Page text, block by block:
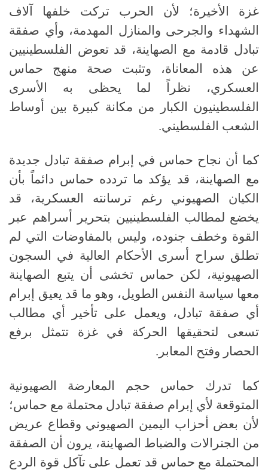
غزة الأخيرة؛ لأن الحرب تركت خلفها آلاف
الشهداء والجرحى والمنازل المهدمة، وأي صفقة
تبادل قادمة مع الصهاينة، قد تعوض الفلسطينيين
عن هذه المعاناة، وتثبت صحة منهج حماس
العسكري، نظراً لما يحظى به الأسرى
الفلسطينيون الكبار من مكانة كبيرة بين أوساط
الشعب الفلسطيني.
كما أن نجاح حماس في إبرام صفقة تبادل جديدة
مع الصهاينة، قد يؤكد ما تردده حماس دائماً بأن
الكيان الصهيوني رغم ترسانته العسكرية، قد
يخضع لمطالب الفلسطينيين بتحرير أسراهم عبر
القوة وخطف جنوده، وليس بالمفاوضات التي لم
تطلق سراح أسرى الأحكام العالية في السجون
الصهيونية، لكن حماس تخشى أن يتبع الصهاينة
معها سياسة النفس الطويل، وهو ما قد يعيق إبرام
أي صفقة تبادل، ويعمل على تأخير أي مطالب
تسعى لتحقيقها الحركة في غزة تتمثل برفع
الحصار وفتح المعابر .
كما تدرك حماس حجم المعارضة الصهيونية
المتوقعة لأي إبرام صفقة تبادل محتملة مع حماس؛
لأن بعض أحزاب اليمين الصهيوني وقطاع عريض
من الجنرالات والضباط الصهاينة، يرون أن الصفقة
المحتملة مع حماس قد تعمل على تآكل قوة الردع